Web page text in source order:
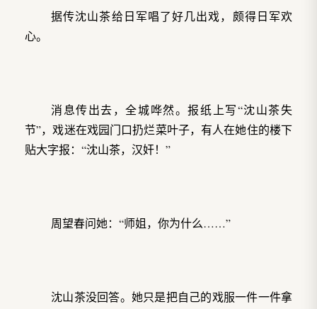
据传沈山茶给日军唱了好几出戏，颇得日军欢
心。
消息传出去，全城哗然。报纸上写“沈山茶失
节”，戏迷在戏园门口扔烂菜叶子，有人在她住的楼下
贴大字报：“沈山茶，汉奸！”
周望春问她：“师姐，你为什么……”
沈山茶没回答。她只是把自己的戏服一件一件拿